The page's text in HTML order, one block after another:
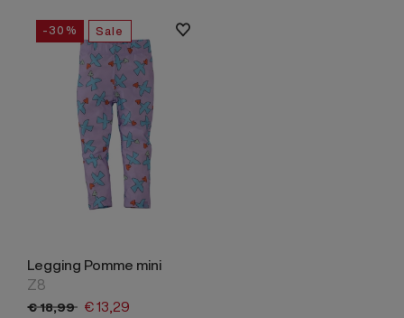
-30% Sale
Legging Pomme mini
Z8
€18,99 €13,29